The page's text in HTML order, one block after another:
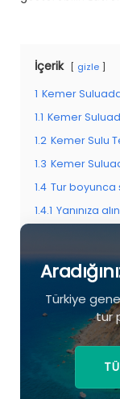
İçerik gizle
1 Kemer
1.1 Kemer
1.2 Kemer Sulu
1.3 Kemer
1.4 Tur boyunca
1.4.1 Yanınıza
1.6 Aradığınız
Türkiye
tur